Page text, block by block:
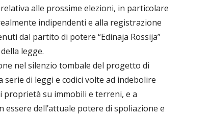
alle prossime elezioni, in particolare
indipendenti e alla registrazione
dal partito di potere “Edinaja Rossija”
legge.
nel silenzio tombale del progetto di
di leggi e codici volte ad indebolire
su immobili e terreni, e a
dell’attuale potere di spoliazione e